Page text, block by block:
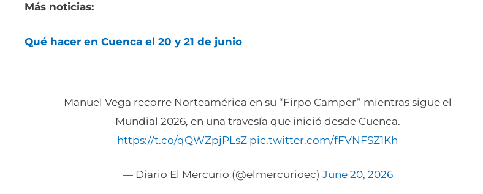
Más noticias:
Qué hacer en Cuenca el 20 y 21 de junio
Manuel Vega recorre Norteamérica en su “Firpo Camper” mientras sigue el
Mundial 2026, en una travesía que inició desde Cuenca.
https://t.co/qQWZpjPLsZ pic.twitter.com/fFVNFSZ1Kh
— Diario El Mercurio (@elmercurioec) June 20, 2026